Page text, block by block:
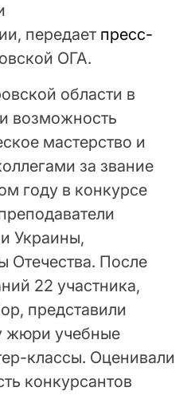
передает пресс-
ОГА.
области в
возможность
мастерство и
за звание
году в конкурсе
Украины,
Отечества. После
22 участника,
представили
жюри учебные
классы. Оценивали
конкурсантов